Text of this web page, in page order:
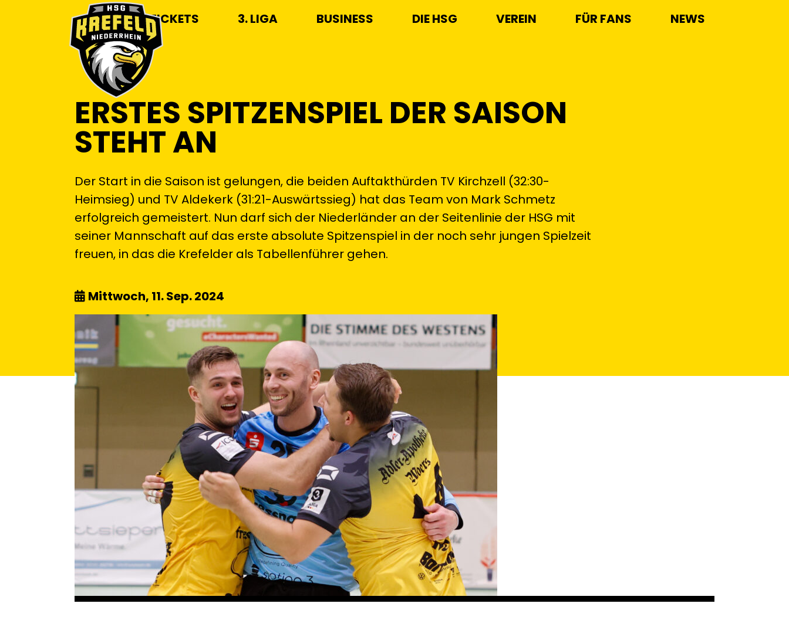
TICKETS 3. LIGA BUSINESS DIE HSG VEREIN FÜR FANS NEWS
ERSTES SPITZENSPIEL DER SAISON
STEHT AN
Der Start in die Saison ist gelungen, die beiden Auftakthürden TV Kirchzell (32:30-
Heimsieg) und TV Aldekerk (31:21-Auswärtssieg) hat das Team von Mark Schmetz
erfolgreich gemeistert. Nun darf sich der Niederländer an der Seitenlinie der HSG mit
seiner Mannschaft auf das erste absolute Spitzenspiel in der noch sehr jungen Spielzeit
freuen, in das die Krefelder als Tabellenführer gehen.
Mittwoch, 11. Sep. 2024